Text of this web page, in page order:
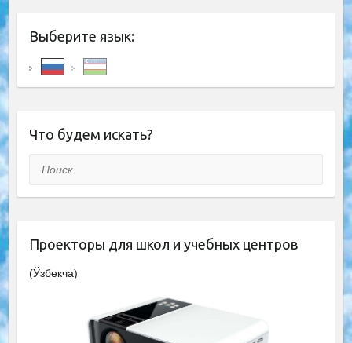
Выберите язык:
Что будем искать?
Поиск
Проекторы для школ и учебных центров
(Ўзбекча)